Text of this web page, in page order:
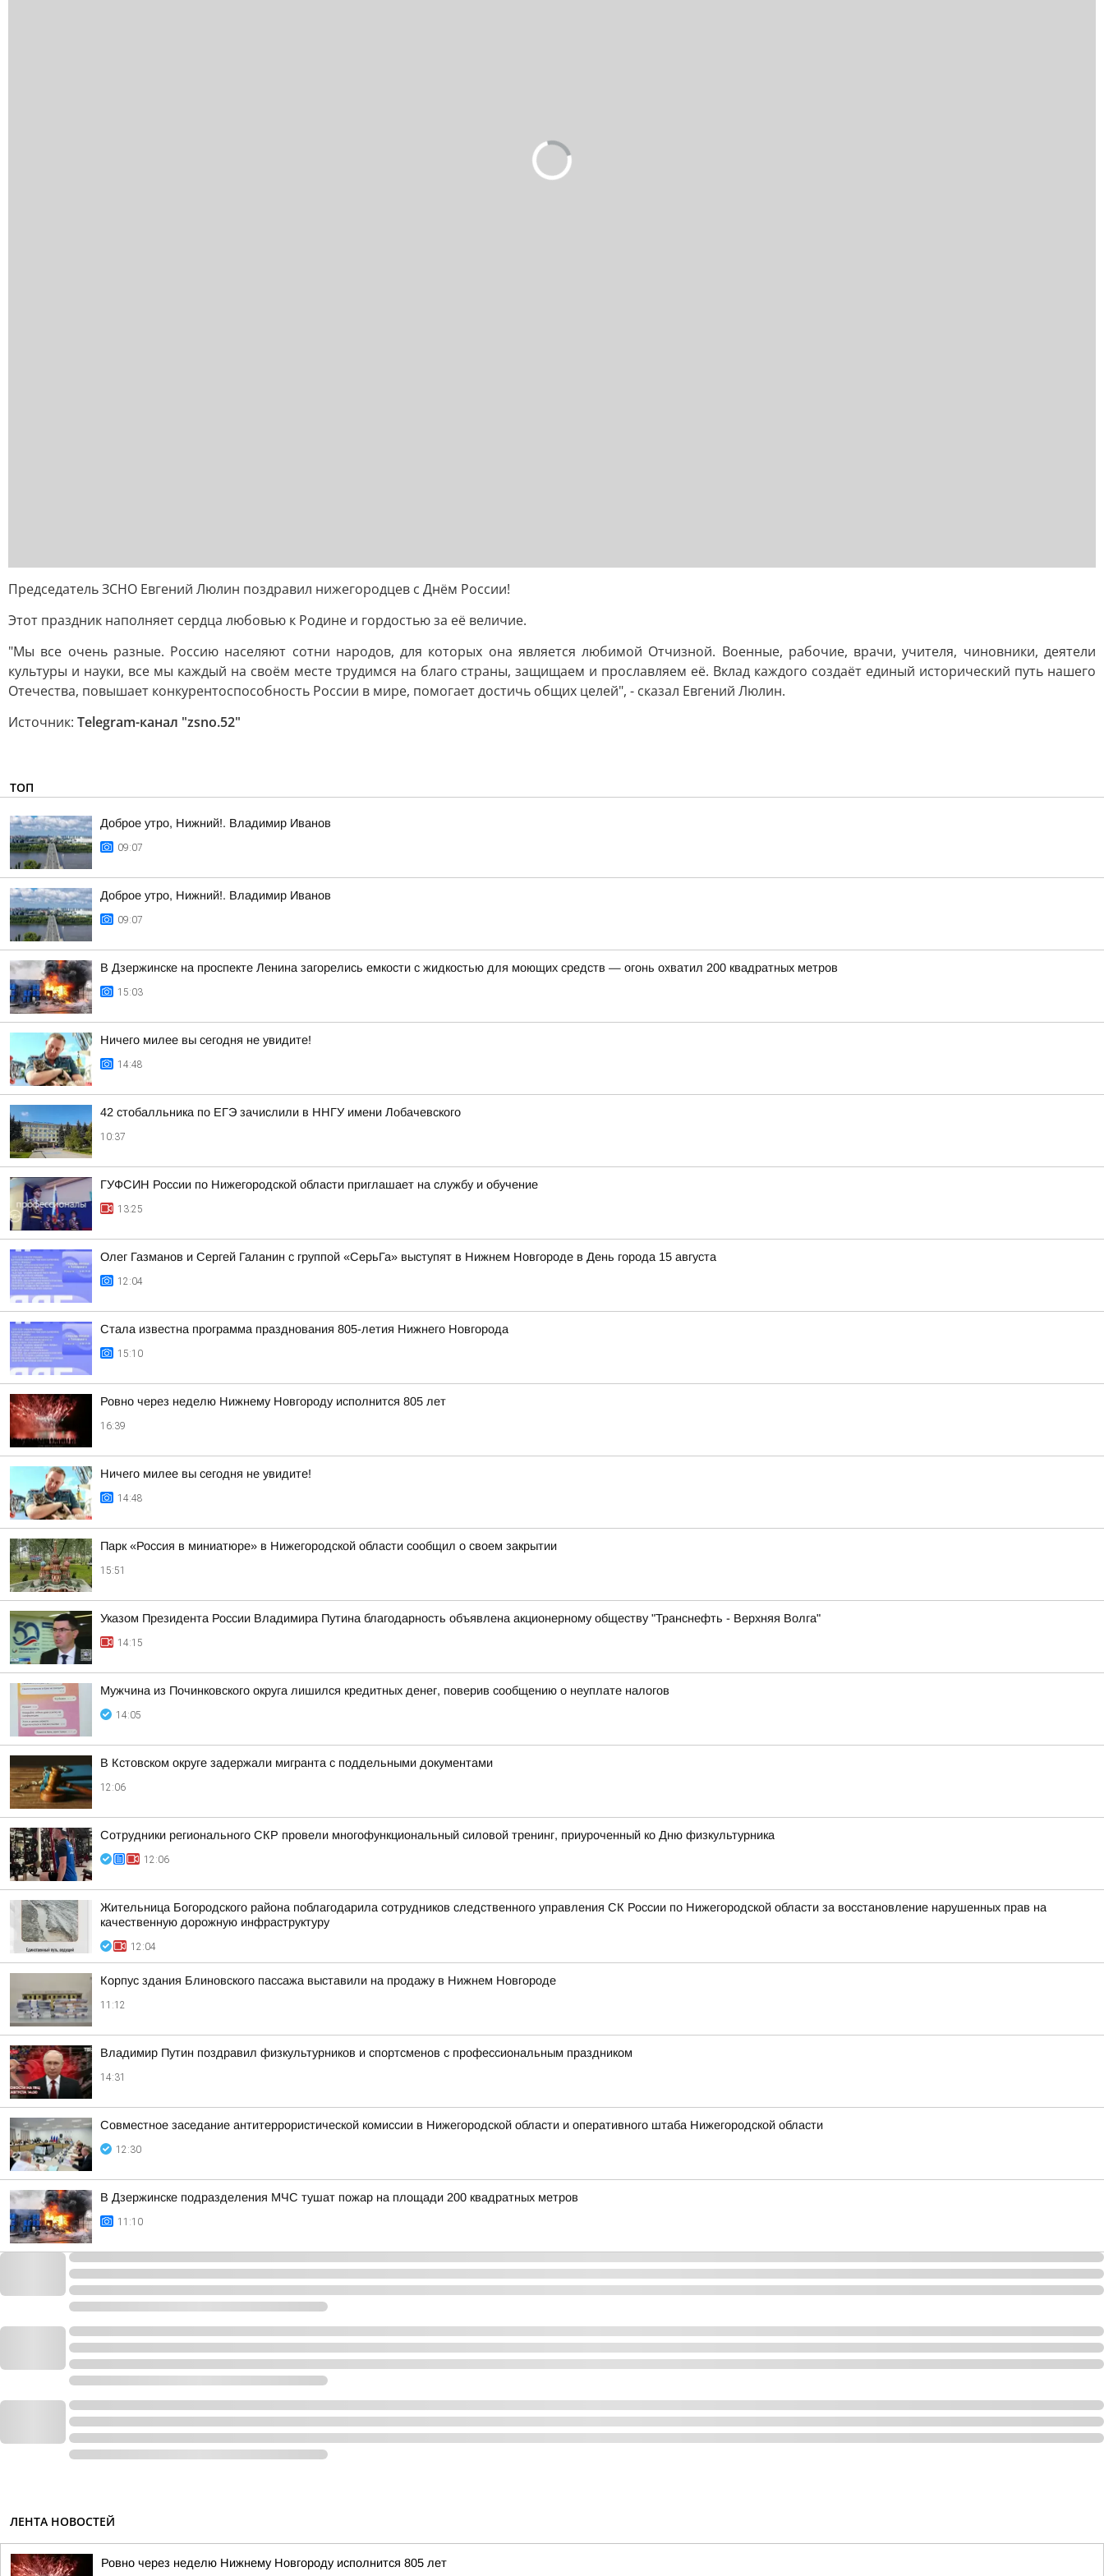
Председатель ЗСНО Евгений Люлин поздравил нижегородцев с Днём России!
Этот праздник наполняет сердца любовью к Родине и гордостью за её величие.
"Мы все очень разные. Россию населяют сотни народов, для которых она является любимой Отчизной. Военные, рабочие, врачи, учителя, чиновники, деятели
культуры и науки, все мы каждый на своём месте трудимся на благо страны, защищаем и прославляем её. Вклад каждого создаёт единый исторический путь нашего
Отечества, повышает конкурентоспособность России в мире, помогает достичь общих целей", - сказал Евгений Люлин.
Источник: Telegram-канал "zsno.52"
ТОП
Доброе утро, Нижний!. Владимир Иванов
09:07
Доброе утро, Нижний!. Владимир Иванов
09:07
В Дзержинске на проспекте Ленина загорелись емкости с жидкостью для моющих средств — огонь охватил 200 квадратных метров
15:03
Ничего милее вы сегодня не увидите!
14:48
42 стобалльника по ЕГЭ зачислили в ННГУ имени Лобачевского
10:37
ГУФСИН России по Нижегородской области приглашает на службу и обучение
13:25
Олег Газманов и Сергей Галанин с группой «СерьГа» выступят в Нижнем Новгороде в День города 15 августа
12:04
Стала известна программа празднования 805-летия Нижнего Новгорода
15:10
Ровно через неделю Нижнему Новгороду исполнится 805 лет
16:39
Ничего милее вы сегодня не увидите!
14:48
Парк «Россия в миниатюре» в Нижегородской области сообщил о своем закрытии
15:51
Указом Президента России Владимира Путина благодарность объявлена акционерному обществу "Транснефть - Верхняя Волга"
14:15
Мужчина из Починковского округа лишился кредитных денег, поверив сообщению о неуплате налогов
14:05
В Кстовском округе задержали мигранта с поддельными документами
12:06
Сотрудники регионального СКР провели многофункциональный силовой тренинг, приуроченный ко Дню физкультурника
12:06
Жительница Богородского района поблагодарила сотрудников следственного управления СК России по Нижегородской области за восстановление нарушенных прав на
качественную дорожную инфраструктуру
12:04
Корпус здания Блиновского пассажа выставили на продажу в Нижнем Новгороде
11:12
Владимир Путин поздравил физкультурников и спортсменов с профессиональным праздником
14:31
Совместное заседание антитеррористической комиссии в Нижегородской области и оперативного штаба Нижегородской области
12:30
В Дзержинске подразделения МЧС тушат пожар на площади 200 квадратных метров
11:10
ЛЕНТА НОВОСТЕЙ
Ровно через неделю Нижнему Новгороду исполнится 805 лет